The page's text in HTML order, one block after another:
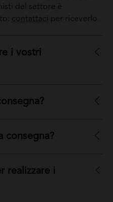
del settore è
contattaci per riceverlo.
i vostri
consegna?
realizzare i